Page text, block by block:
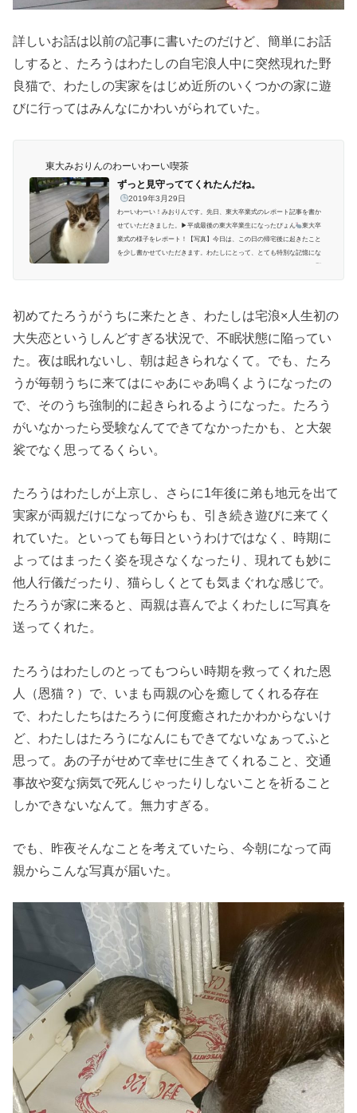
詳しいお話は以前の記事に書いたのだけど、簡単にお話
しすると、たろうはわたしの自宅浪人中に突然現れた野
良猫で、わたしの実家をはじめ近所のいくつかの家に遊
びに行ってはみんなにかわいがられていた。
東大みおりんのわーいわーい喫茶
ずっと見守っててくれたんだね。
2019年3月29日
わーいわーい！みおりんです。先日、東大卒業式のレポート記事を書か
せていただきました。▶︎平成最後の東大卒業生になったぴょん
東大卒
業式の様子をレポート！【写真】今日は、この日の帰宅後に起きたこと
を少し書かせていただきます。わたしにとって、とても特別な記憶にな
初めてたろうがうちに来たとき、わたしは宅浪×人生初の
大失恋というしんどすぎる状況で、不眠状態に陥ってい
た。夜は眠れないし、朝は起きられなくて。でも、たろ
うが毎朝うちに来てはにゃあにゃあ鳴くようになったの
で、そのうち強制的に起きられるようになった。たろう
がいなかったら受験なんてできてなかったかも、と大袈
裟でなく思ってるくらい。
たろうはわたしが上京し、さらに1年後に弟も地元を出て
実家が両親だけになってからも、引き続き遊びに来てく
れていた。といっても毎日というわけではなく、時期に
よってはまったく姿を現さなくなったり、現れても妙に
他人行儀だったり、猫らしくとても気まぐれな感じで。
たろうが家に来ると、両親は喜んでよくわたしに写真を
送ってくれた。
たろうはわたしのとってもつらい時期を救ってくれた恩
人（恩猫？）で、いまも両親の心を癒してくれる存在
で、わたしたちはたろうに何度癒されたかわからないけ
ど、わたしはたろうになんにもできてないなぁってふと
思って。あの子がせめて幸せに生きてくれること、交通
事故や変な病気で死んじゃったりしないことを祈ること
しかできないなんて。無力すぎる。
でも、昨夜そんなことを考えていたら、今朝になって両
親からこんな写真が届いた。